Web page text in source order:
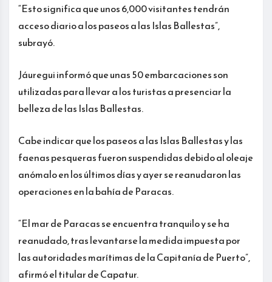
“Esto significa que unos 6,000 visitantes tendrán
acceso diario a los paseos a las Islas Ballestas”,
subrayó.
Jáuregui informó que unas 50 embarcaciones son
utilizadas para llevar a los turistas a presenciar la
belleza de las Islas Ballestas.
Cabe indicar que los paseos a las Islas Ballestas y las
faenas pesqueras fueron suspendidas debido al oleaje
anómalo en los últimos días y ayer se reanudaron las
operaciones en la bahía de Paracas.
“El mar de Paracas se encuentra tranquilo y se ha
reanudado, tras levantarse la medida impuesta por
las autoridades marítimas de la Capitanía de Puerto”,
afirmó el titular de Capatur.